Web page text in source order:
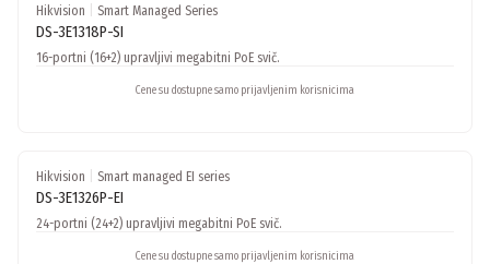
Hikvision Smart Managed Series
DS-3E1318P-SI
16-portni (16+2) upravljivi megabitni PoE svič.
Cene su dostupne samo prijavljenim korisnicima
Hikvision Smart managed EI series
DS-3E1326P-EI
24-portni (24+2) upravljivi megabitni PoE svič.
Cene su dostupne samo prijavljenim korisnicima